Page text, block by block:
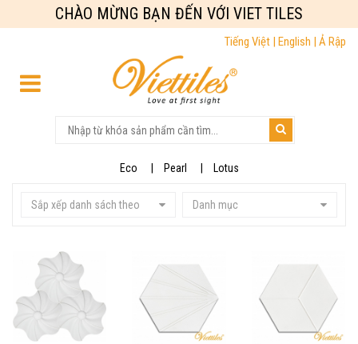
CHÀO MỪNG BẠN ĐẾN VỚI VIET TILES
Tiếng Việt | English | Ả Rập
Eco Pearl Lotus
Sắp xếp danh sách theo Danh mục